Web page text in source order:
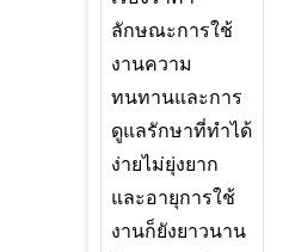
ลักษณะการใช้
งานความ
ทนทานและการ
ดูแลรักษาที่ทำได้
ง่ายไม่ยุ่งยาก
และอายุการใช้
งานก็ยังยาวนาน